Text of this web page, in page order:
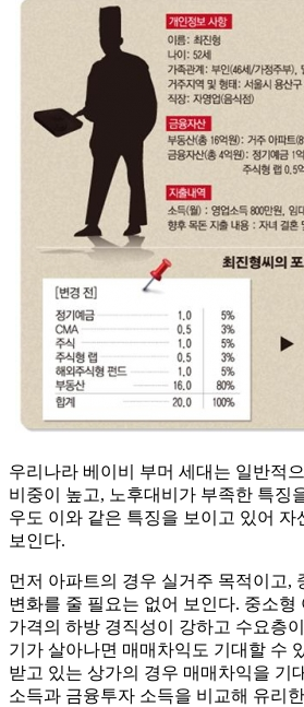
우리나라 베이비 부머 세대는 일반적
비중이 높고, 노후대비가 부족한 특징
우도 이와 같은 특징을 보이고 있어 자
보인다.
먼저 아파트의 경우 실거주 목적이고,
변화를 줄 필요는 없어 보인다. 중소형
가격의 하방 경직성이 강하고 수요층
기가 살아나면 매매차익도 기대할 수
받고 있는 상가의 경우 매매차익을 기
소득과 금융투자 소득을 비교해 유리